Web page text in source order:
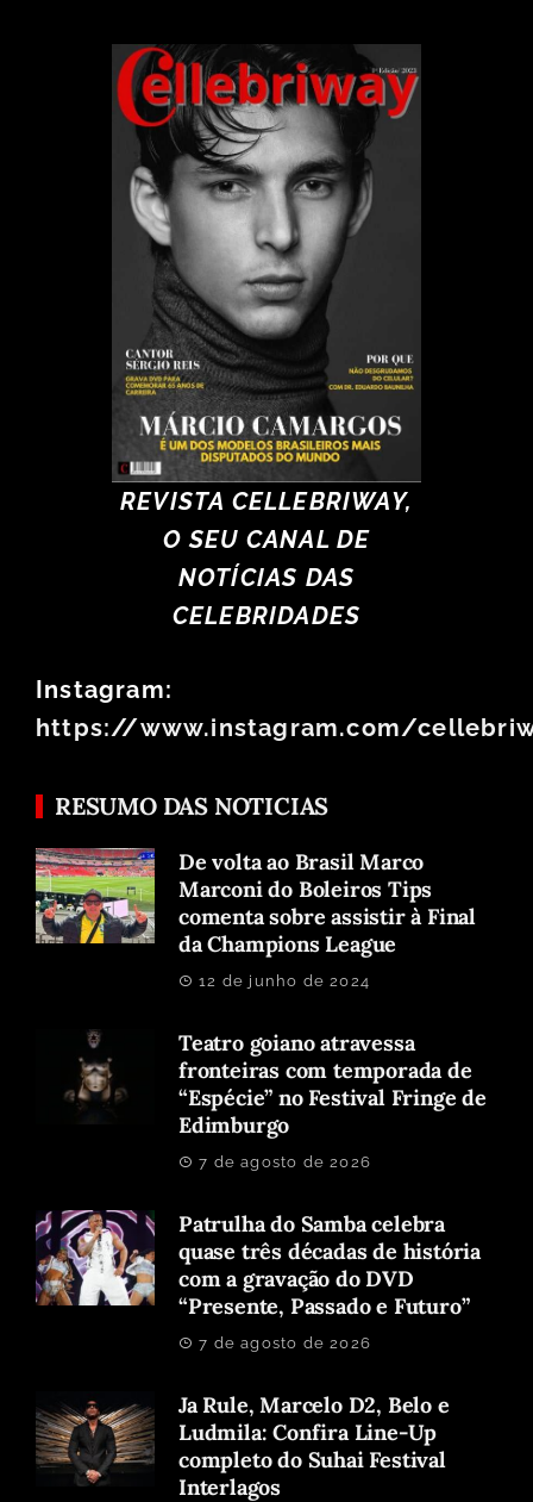
REVISTA CELLEBRIWAY,
O SEU CANAL DE
NOTÍCIAS DAS
CELEBRIDADES
Instagram:
https://www.instagram.com/
RESUMO DAS NOTICIAS
De volta ao Brasil Marco
Marconi do Boleiros Tips
comenta sobre assistir à Final
da Champions League
12 de junho de 2024
Teatro goiano atravessa
fronteiras com temporada de
“Espécie” no Festival Fringe de
Edimburgo
7 de agosto de 2026
Patrulha do Samba celebra
quase três décadas de história
com a gravação do DVD
“Presente, Passado e Futuro”
7 de agosto de 2026
Ja Rule, Marcelo D2, Belo e
Ludmila: Confira Line-Up
completo do Suhai Festival
Interlagos